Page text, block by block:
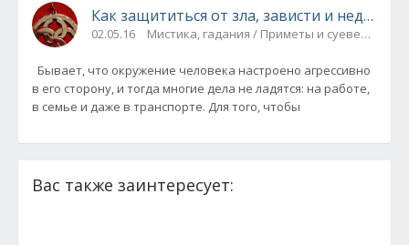
Как защититься от зла, зависти и
02.05.16 Мистика, гадания / Приметы и суеверия
Бывает, что окружение человека настроено агрессивно
в его сторону, и тогда многие дела не ладятся: на работе,
в семье и даже в транспорте. Для того, чтобы
Вас также заинтересует: